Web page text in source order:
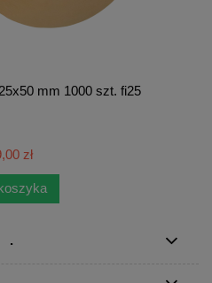
mm 1000 szt. fi25
zł
.